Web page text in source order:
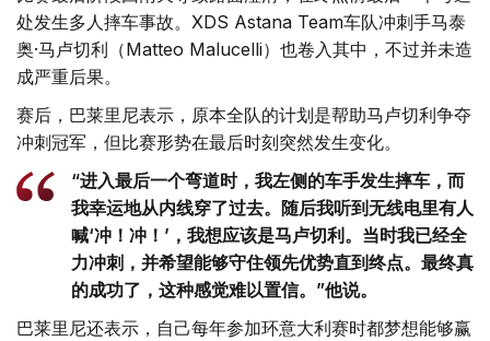
处发生多人摔车事故。XDS Astana Team车队冲刺手马泰
奥·马卢切利（Matteo Malucelli）也卷入其中，不过并未造
成严重后果。
赛后，巴莱里尼表示，原本全队的计划是帮助马卢切利争夺
冲刺冠军，但比赛形势在最后时刻突然发生变化。
“进入最后一个弯道时，我左侧的车手发生摔车，而
我幸运地从内线穿了过去。随后我听到无线电里有人
喊‘冲！冲！’，我想应该是马卢切利。当时我已经全
力冲刺，并希望能够守住领先优势直到终点。最终真
的成功了，这种感觉难以置信。”他说。
巴莱里尼还表示，自己每年参加环意大利赛时都梦想能够赢